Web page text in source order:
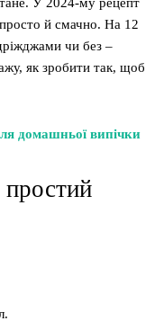
просто й смачно. На 12
чи без –
як зробити так, щоб
домашньої випічки
простий